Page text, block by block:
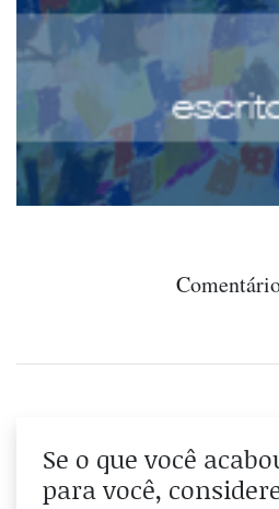
Se o que você
para você,